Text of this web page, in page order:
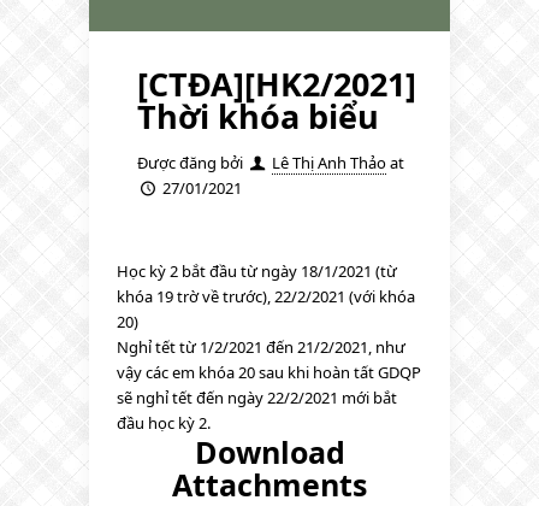
[CTĐA][HK2/2021]
Thời khóa biểu
Được đăng bởi Lê Thị Anh Thảoat
27/01/2021
Học kỳ 2 bắt đầu từ ngày 18/1/2021 (từ
khóa 19 trờ về trước), 22/2/2021 (với khóa
20)
Nghỉ tết từ 1/2/2021 đến 21/2/2021, như
vậy các em khóa 20 sau khi hoàn tất GDQP
sẽ nghỉ tết đến ngày 22/2/2021 mới bắt
đầu học kỳ 2.
Download
Attachments